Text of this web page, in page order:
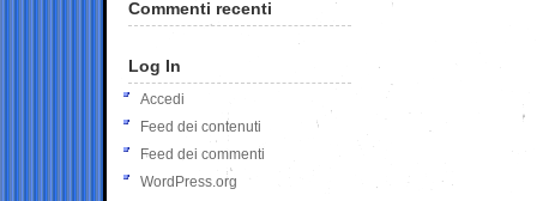
Commenti recenti
Log In
Accedi
Feed dei contenuti
Feed dei commenti
WordPress.org